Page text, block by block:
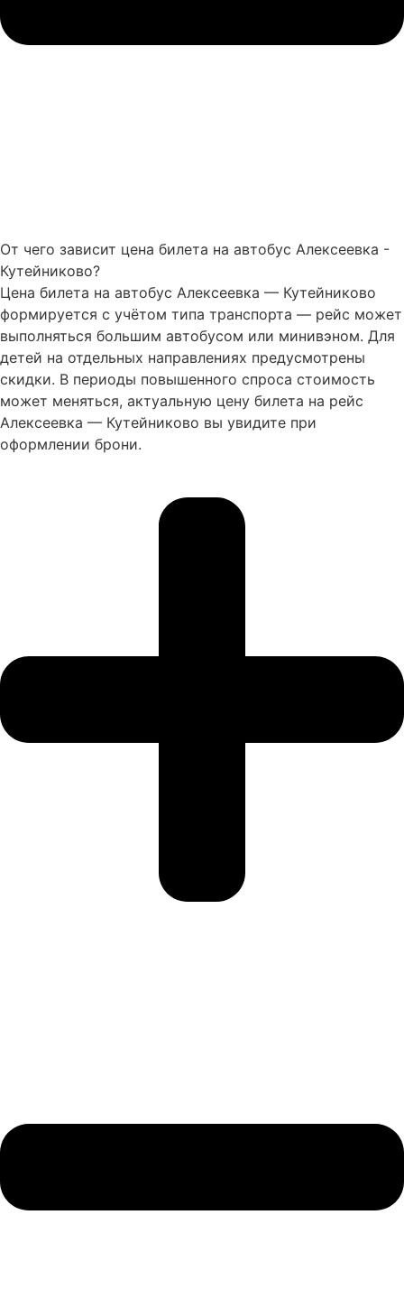
От чего зависит цена билета на автобус Алексеевка -
Кутейниково?
Цена билета на автобус Алексеевка — Кутейниково
формируется с учётом типа транспорта — рейс может
выполняться большим автобусом или минивэном. Для
детей на отдельных направлениях предусмотрены
скидки. В периоды повышенного спроса стоимость
может меняться, актуальную цену билета на рейс
Алексеевка — Кутейниково вы увидите при
оформлении брони.